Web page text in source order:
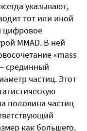
указывают,
тот или иной
цифровое
MMAD. В ней
«mass
срединный
частиц. Этот
половина частиц
как большего,